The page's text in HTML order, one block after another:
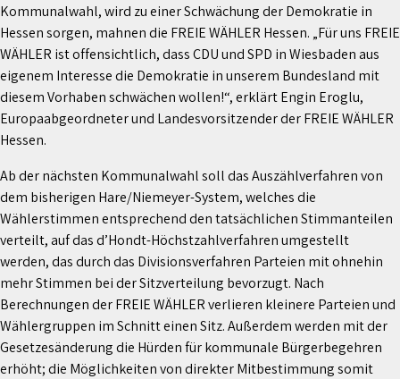
Kommunalwahl, wird zu einer Schwächung der Demokratie in
Hessen sorgen, mahnen die FREIE WÄHLER Hessen. „Für uns FREIE
WÄHLER ist offensichtlich, dass CDU und SPD in Wiesbaden aus
eigenem Interesse die Demokratie in unserem Bundesland mit
diesem Vorhaben schwächen wollen!“, erklärt Engin Eroglu,
Europaabgeordneter und Landesvorsitzender der FREIE WÄHLER
Hessen.
Ab der nächsten Kommunalwahl soll das Auszählverfahren von
dem bisherigen Hare/Niemeyer-System, welches die
Wählerstimmen entsprechend den tatsächlichen Stimmanteilen
verteilt, auf das d’Hondt-Höchstzahlverfahren umgestellt
werden, das durch das Divisionsverfahren Parteien mit ohnehin
mehr Stimmen bei der Sitzverteilung bevorzugt. Nach
Berechnungen der FREIE WÄHLER verlieren kleinere Parteien und
Wählergruppen im Schnitt einen Sitz. Außerdem werden mit der
Gesetzesänderung die Hürden für kommunale Bürgerbegehren
erhöht; die Möglichkeiten von direkter Mitbestimmung somit